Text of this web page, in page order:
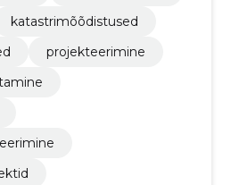
katastrimõõdistused
projekteerimine